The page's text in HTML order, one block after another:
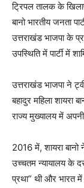
ट्रिपल तालक के
बानो भारतीय जनता
उत्तराखंड भाजपा के
उपस्थिति में पार्टी में
उत्तराखंड भाजपा ने
बहादुर महिला शायरा
राज्य मुख्यालय में
2016 में, शायरा
उच्चतम न्यायालय के
प्रथा” थी और भारत